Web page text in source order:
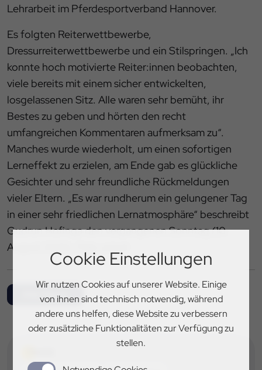
Cookie Einstellungen
Wir nutzen Cookies auf unserer Website. Einige
von ihnen sind technisch notwendig, während
andere uns helfen, diese Website zu verbessern
oder zusätzliche Funktionalitäten zur Verfügung zu
stellen.
Lehrarbeit im Pferdesportverband Hannover.
Es folgten Reiterwettbewerbe,
Dressurreiterwettbewerbe und ein Stilspringen. „Ich
konnte hoch motivierte Reiter:innen beobachten,
viele bereits mit einem sicher entwickelten,
losgelassenen Sitz. Alle waren sehr bemüht, ihr
Bestes zu geben und hörten den recht
umfangreichen Kommentaren aufmerksam zu“.
Manches wurde wiederholt, um einen sofortigen
Lerneffekt zu erzielen, am Ende gab es glückliche
Gesichter und sehr freundliche Rückmeldungen
vieler Eltern. „Es war rundherum ein gelungener Tag
in einer sehr friedlichen Lernatmosphäre“ beschreibt
Gudrun Hofinga den vergangenen Sonntag (10.
August 2025).
Alle News